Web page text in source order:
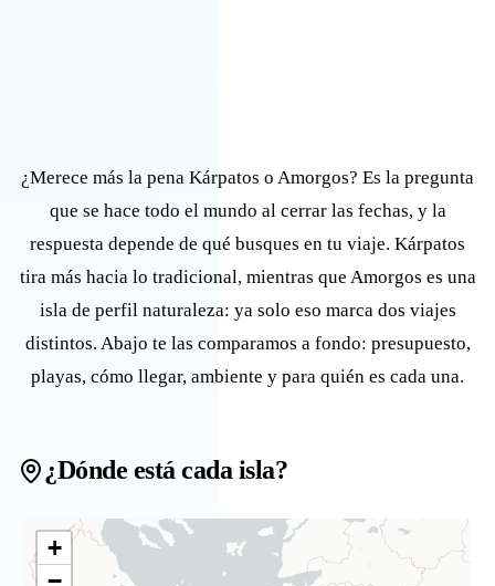
¿Merece más la pena Kárpatos o Amorgos? Es la pregunta
que se hace todo el mundo al cerrar las fechas, y la
respuesta depende de qué busques en tu viaje. Kárpatos
tira más hacia lo tradicional, mientras que Amorgos es una
isla de perfil naturaleza: ya solo eso marca dos viajes
distintos. Abajo te las comparamos a fondo: presupuesto,
playas, cómo llegar, ambiente y para quién es cada una.
¿Dónde está cada isla?
+